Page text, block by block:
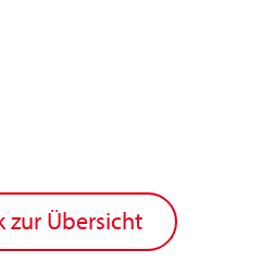
zur Übersicht